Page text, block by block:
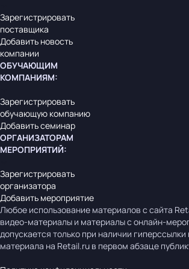
Зарегистрировать
поставщика
Добавить новость
компании
ОБУЧАЮЩИМ
КОМПАНИЯМ:
Зарегистрировать
обучающую компанию
Добавить семинар
ОРГАНИЗАТОРАМ
МЕРОПРИЯТИЙ:
Зарегистрировать
организатора
Добавить мероприятие
Любое использование материалов с сайта
видео-материалы и материалы с онлайн-
допускается только при наличии гиперссылки
материала на Retail.ru в первом абзаце